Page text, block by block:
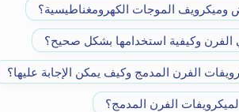
وميكرويف الموجات الكهرومغناطيسية؟
الفرن وكيفية استخدامها بشكل صحيح؟
الفرن المدمج وكيف يمكن الإجابة عليها؟
لميكرويفات الفرن المدمج؟